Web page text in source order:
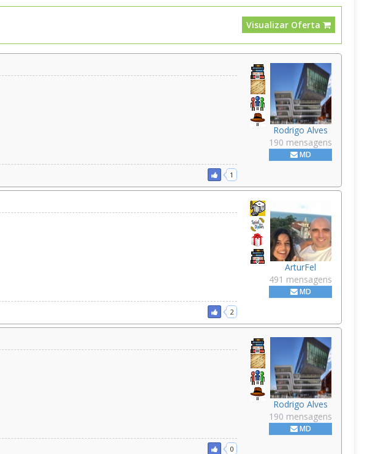
Visualizar Oferta
Rodrigo Alves
190 mensagens
MD
1
ArturFel
491 mensagens
MD
2
Rodrigo Alves
190 mensagens
MD
0